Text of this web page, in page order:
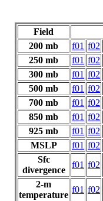
Field
200 mb
f01 f02
250 mb
f01 f02
300 mb
f01 f02
500 mb
f01 f02
700 mb
f01 f02
850 mb
f01 f02
925 mb
f01 f02
MSLP
f01 f02
Sfc
divergence
f01 f02
2-m
temperature
f01 f02